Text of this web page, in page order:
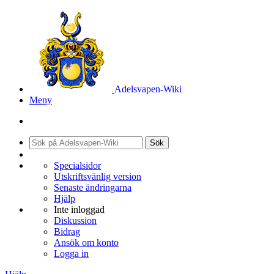
Adelsvapen-Wiki
Meny
Sök
Specialsidor
Utskriftsvänlig version
Senaste ändringarna
Hjälp
Inte inloggad
Diskussion
Bidrag
Ansök om konto
Logga in